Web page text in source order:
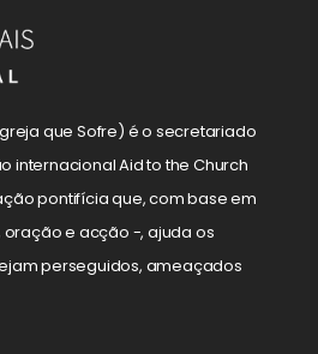
que Sofre) é o secretariado
internacional Aid to the Church
pontifícia que, com base em
e acção -, ajuda os
perseguidos, ameaçados